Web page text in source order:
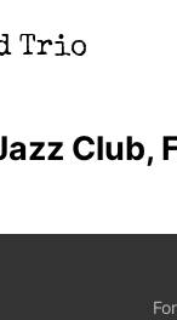
Trio
Club,